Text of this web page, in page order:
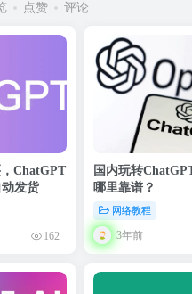
点赞 评论
ChatGPT
发货
162
国内玩转
哪里靠谱？
网络教程
3年前